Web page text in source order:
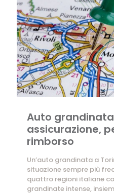
Auto
assicurazione,
rimborso
Un’auto grandinata a
situazione sempre più
quattro regioni italiane
grandinate intense,